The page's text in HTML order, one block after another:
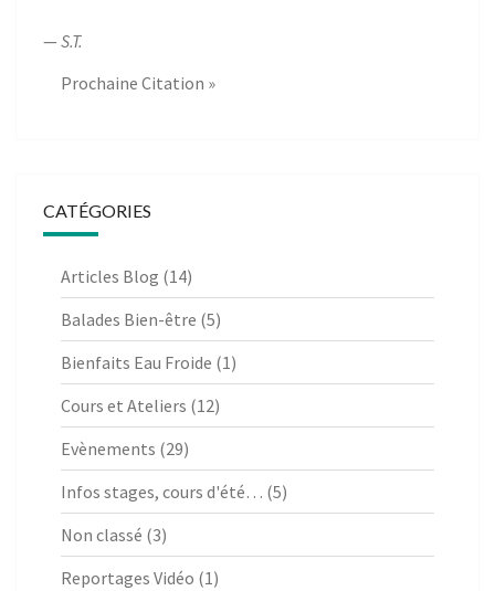
— S.T.
Prochaine Citation »
CATÉGORIES
Articles Blog (14)
Balades Bien-être (5)
Bienfaits Eau Froide (1)
Cours et Ateliers (12)
Evènements (29)
Infos stages, cours d'été… (5)
Non classé (3)
Reportages Vidéo (1)